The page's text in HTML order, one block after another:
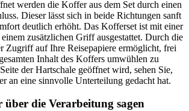
werden die Koffer aus dem Set durch einen
Dieser lässt sich in beide Richtungen sanft
deutlich erhöht. Das Kofferset ist mit einer
zusätzlichen Griff ausgestattet. Durch die
Zugriff auf Ihre Reisepapiere ermöglicht, frei
Inhalt des Koffers umwühlen zu
der Hartschale geöffnet wird, sehen Sie,
an eine sinnvolle Unterteilung gedacht hat.
über die Verarbeitung sagen